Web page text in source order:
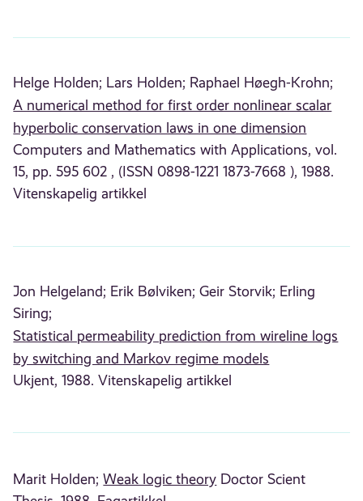
Helge Holden; Lars Holden; Raphael Høegh-Krohn;
A numerical method for first order nonlinear scalar
hyperbolic conservation laws in one dimension
Computers and Mathematics with Applications, vol.
15, pp. 595 602 , (ISSN 0898-1221 1873-7668 ), 1988.
Vitenskapelig artikkel
Jon Helgeland; Erik Bølviken; Geir Storvik; Erling
Siring;
Statistical permeability prediction from wireline logs
by switching and Markov regime models
Ukjent, 1988. Vitenskapelig artikkel
Marit Holden; Weak logic theory Doctor Scient